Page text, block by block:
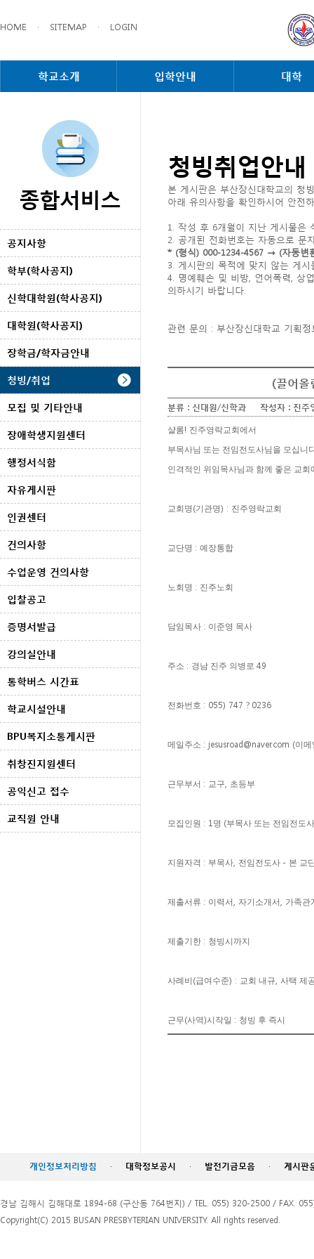
HOME · SITEMAP · LOGIN
학교소개 입학안내 대학
종합서비스
공지사항
학부(학사공지)
신학대학원(학사공지)
대학원(학사공지)
장학금/학자금안내
청빙/취업
모집 및 기타안내
장애학생지원센터
행정서식함
자유게시판
인권센터
건의사항
수업운영 건의사항
입찰공고
증명서발급
강의실안내
통학버스 시간표
학교시설안내
BPU복지소통게시판
취창진지원센터
공익신고 접수
교직원 안내
청빙취업안내
본 게시판은 부산장신대학교의 청
아래 유의사항을 확인하시어 안전
1. 작성 후 6개월이 지난 게시물은
2. 공개된 전화번호는 자동으로 문
* (형식) 000-1234-4567 → (자동변
3. 게시판의 목적에 맞지 않는 게
4. 명예훼손 및 비방, 언어폭력, 상
의하시기 바랍니다.
관련 문의 : 부산장신대학교 기획
(끌어올
분류 : 신대원/신학과 작성자 : 진주
샬롬! 진주영락교회에서
부목사님 또는 전임전도사님을 모십니
인격적인 위임목사님과 함께 좋은 교
교회명(기관명) : 진주영락교회
교단명 : 예장통합
노회명 : 진주노회
담임목사 : 이준영 목사
주소 : 경남 진주 의병로 49
전화번호 : 055) 747 ? 0236
메일주소 : jesusroad@naver.com (이메
근무부서 : 교구 초등부
모집인원 : 1 명 (부목사 또는 전임전도사
지원자격 : 부목사 전임전도사 - 본 교
제출서류 : 이력서 자기소개서 가족관
제출기한 : 청빙시까지
사례비 (급여수준) : 교회 내규 사택 제
근무(사역)시작일 : 청빙 후 즉시
개인정보처리방침 · 대학정보공시 · 발전기금모음 · 게시판
경남 김해시 김해대로 1894-68 (구산동 764번지) / TEL. 055) 320-2500 / FAX.
Copyright(C) 2015 BUSAN PRESBYTERIAN UNIVERSITY. All rights reserved.